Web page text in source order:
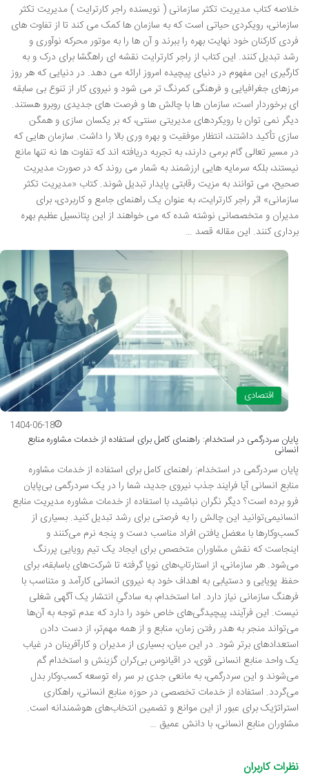
خلاصه کتاب مدیریت تکثر سازمانی ( نویسنده راجر کارترایت ) مدیریت تکثر
سازمانی، رویکردی حیاتی است که به سازمان ها کمک می کند تا از تفاوت های
فردی کارکنان خود نهایت بهره را ببرند و آن ها را به موتور محرکه نوآوری و
رشد تبدیل کنند. این کتاب از راجر کارترایت نقشه ای راهگشا برای درک و به
کارگیری این مفهوم در دنیای پیچیده امروز ارائه می دهد. در دنیایی که هر روز
مرزهای جغرافیایی و فرهنگی کمرنگ تر می شود و نیروی کار از تنوع بی سابقه
ای برخوردار است، سازمان ها با چالش ها و فرصت های جدیدی روبرو هستند.
دیگر نمی توان با رویکردهای مدیریتی سنتی، که بر یکسان سازی و همگن
سازی تأکید داشتند، انتظار موفقیت و بهره وری بالا را داشت. سازمان هایی که
در مسیر تعالی گام برمی دارند، به تجربه دریافته اند که تفاوت ها نه تنها مانع
نیستند، بلکه سرمایه هایی ارزشمند به شمار می روند که در صورت مدیریت
صحیح، می توانند به مزیت رقابتی پایدار تبدیل شوند. کتاب «مدیریت تکثر
سازمانی» اثر راجر کارترایت، به عنوان یک راهنمای جامع و کاربردی، برای
مدیران و متخصصانی نوشته شده که می خواهند از این پتانسیل عظیم بهره
برداری کنند. این مقاله قصد …
اقتصادی
1404-06-18
پایان سردرگمی در استخدام: راهنمای کامل برای استفاده از خدمات مشاوره منابع
انسانی
پایان سردرگمی در استخدام: راهنمای کامل برای استفاده از خدمات مشاوره
منابع انسانی آیا فرایند جذب نیروی جدید، شما را در یک سردرگمی بی‌پایان
فرو برده است؟ دیگر نگران نباشید، با استفاده از خدمات مشاوره مدیریت منابع
انسانیمی‌توانید این چالش را به فرصتی برای رشد تبدیل کنید. بسیاری از
کسب‌وکارها با معضل یافتن افراد مناسب دست و پنجه نرم می‌کنند و
اینجاست که نقش مشاوران متخصص برای ایجاد یک تیم رویایی پررنگ
می‌شود. هر سازمانی، از استارتاپ‌های نوپا گرفته تا شرکت‌های باسابقه، برای
حفظ پویایی و دستیابی به اهداف خود به نیروی انسانی کارآمد و متناسب با
فرهنگ سازمانی نیاز دارد. اما استخدام، به سادگیِ انتشار یک آگهی شغلی
نیست. این فرآیند، پیچیدگی‌های خاص خود را دارد که عدم توجه به آن‌ها
می‌تواند منجر به هدر رفتن زمان، منابع و از همه مهم‌تر، از دست دادن
استعدادهای برتر شود. در این میان، بسیاری از مدیران و کارآفرینان در غیاب
یک واحد منابع انسانی قوی، در اقیانوس بی‌کران گزینش و استخدام گم
می‌شوند و این سردرگمی، به مانعی جدی بر سر راه توسعه کسب‌وکار بدل
می‌گردد. استفاده از خدمات تخصصی در حوزه منابع انسانی، راهکاری
استراتژیک برای عبور از این موانع و تضمین انتخاب‌های هوشمندانه است.
مشاوران منابع انسانی، با دانش عمیق …
نظرات کاربران